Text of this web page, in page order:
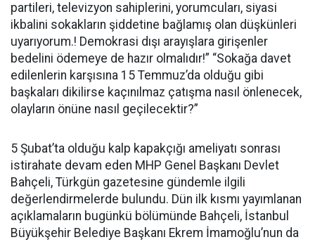
partileri, televizyon sahiplerini, yorumcuları, siyasi
ikbalini sokakların şiddetine bağlamış olan düşkünleri
uyarıyorum.! Demokrasi dışı arayışlara girişenler
bedelini ödemeye de hazır olmalıdır!” “Sokağa davet
edilenlerin karşısına 15 Temmuz’da olduğu gibi
başkaları dikilirse kaçınılmaz çatışma nasıl önlenecek,
olayların önüne nasıl geçilecektir?”
5 Şubat’ta olduğu kalp kapakçığı ameliyatı sonrası
istirahate devam eden MHP Genel Başkanı Devlet
Bahçeli, Türkgün gazetesine gündemle ilgili
değerlendirmelerde bulundu. Dün ilk kısmı yayımlanan
açıklamaların bugünkü bölümünde Bahçeli, İstanbul
Büyükşehir Belediye Başkanı Ekrem İmamoğlu’nun da